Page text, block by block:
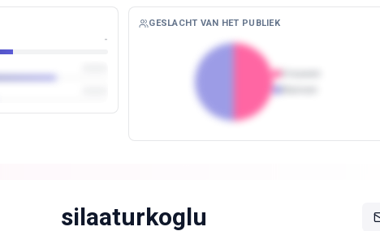
-
GESLACHT VAN HET PUBLIEK
silaaturkoglu